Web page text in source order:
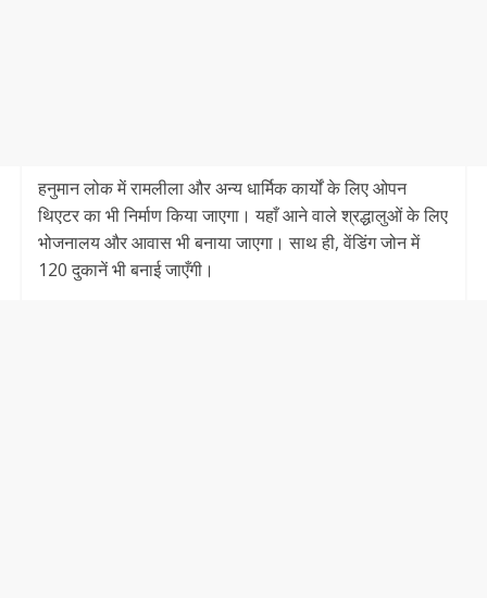
हनुमान लोक में रामलीला और अन्य धार्मिक कार्यों के लिए ओपन
थिएटर का भी निर्माण किया जाएगा। यहाँ आने वाले श्रद्धालुओं के लिए
भोजनालय और आवास भी बनाया जाएगा। साथ ही, वेंडिंग जोन में
120 दुकानें भी बनाई जाएँगी।